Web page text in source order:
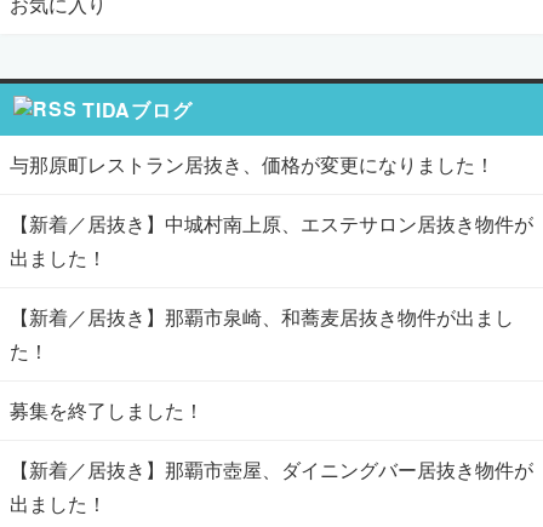
TIDAブログ
与那原町レストラン居抜き、価格が変更になりました！
【新着／居抜き】中城村南上原、エステサロン居抜き物件が
出ました！
【新着／居抜き】那覇市泉崎、和蕎麦居抜き物件が出まし
た！
募集を終了しました！
【新着／居抜き】那覇市壺屋、ダイニングバー居抜き物件が
出ました！